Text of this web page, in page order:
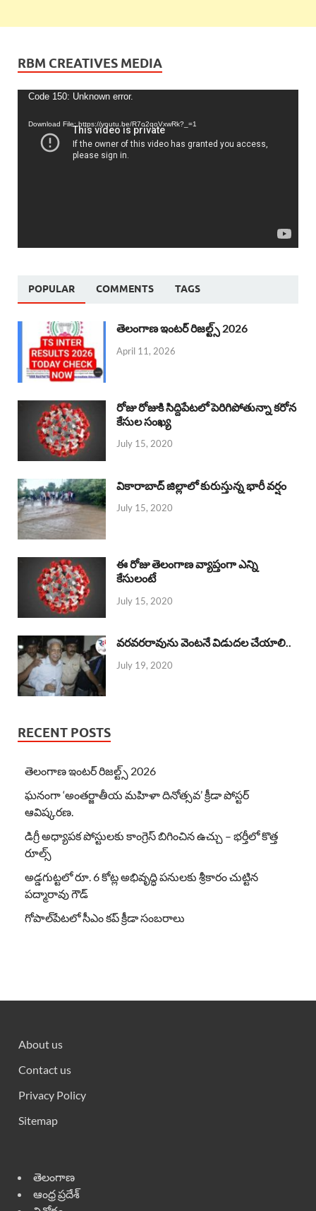
RBM CREATIVES MEDIA
Video
Code 150: Unknown error.
Download File: https://youtu.be/R7o2qoVxwRk?_=1
POPULAR COMMENTS TAGS
తెలంగాణ ఇంటర్ రిజల్ట్స్ 2026
April 11, 2026
రోజు రోజుకి సిద్దిపేటలో పెరిగిపోతున్నా కరోన
కేసుల సంఖ్య
July 15, 2020
వికారాబాద్ జిల్లాలో కురుస్తున్న భారీ వర్షం
July 15, 2020
ఈ రోజు తెలంగాణ వ్యాప్తంగా ఎన్ని
కేసులంటే
July 15, 2020
వరవరరావును వెంటనే విడుదల చేయాలి..
July 19, 2020
RECENT POSTS
తెలంగాణ ఇంటర్ రిజల్ట్స్ 2026
ఘనంగా ‘అంతర్జాతీయ మహిళా దినోత్సవ’ క్రీడా పోస్టర్
ఆవిష్కరణ.
డిగ్రీ అధ్యాపక పోస్టులకు కాంగ్రెస్ బిగించిన ఉచ్చు – భర్తీలో కొత్త
రూల్స్
అడ్డగుట్టలో రూ. 6 కోట్ల అభివృద్ధి పనులకు శ్రీకారం చుట్టిన
పద్మారావు గౌడ్
గోపాల్‌పేటలో సీఎం కప్ క్రీడా సంబరాలు
About us
Contact us
Privacy Policy
Sitemap
తెలంగాణ
ఆంధ్ర ప్రదేశ్